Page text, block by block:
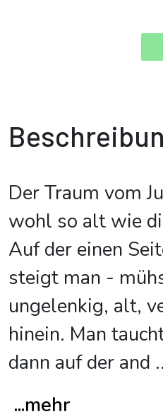
Der Traum vom
wohl so alt wie
Auf der einen
steigt man -
ungelenkig, alt,
hinein. Man
dann auf der and
...mehr